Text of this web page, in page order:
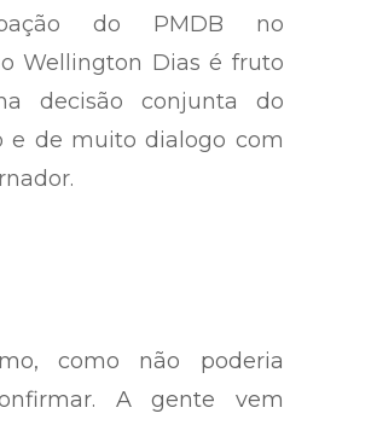
do PMDB no
Wellington Dias é fruto
decisão conjunta do
e de muito dialogo com
como não poderia
A gente vem